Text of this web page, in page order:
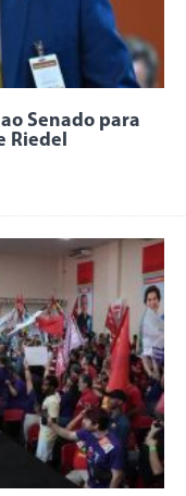
Senado para
Riedel